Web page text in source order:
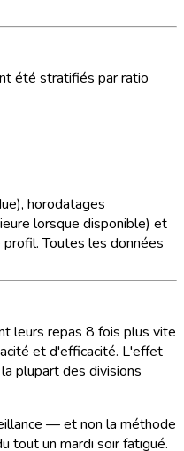
été stratifiés par ratio
horodatages
lorsque disponible) et
Toutes les données
leurs repas 8 fois plus vite
et d'efficacité. L'effet
plupart des divisions
— et non la méthode
tout un mardi soir fatigué.